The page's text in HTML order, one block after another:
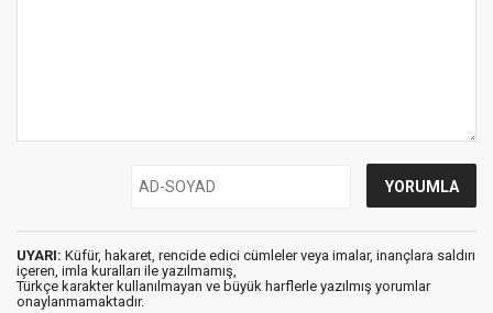
UYARI: Küfür, hakaret, rencide edici cümleler veya imalar, inançlara saldırı
içeren, imla kuralları ile yazılmamış,
Türkçe karakter kullanılmayan ve büyük harflerle yazılmış yorumlar
onaylanmamaktadır.